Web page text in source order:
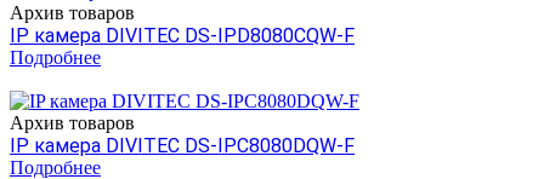
Архив товаров
IP камера DIVITEC DS-IPD8080CQW-F
Подробнее
Архив товаров
IP камера DIVITEC DS-IPC8080DQW-F
Подробнее